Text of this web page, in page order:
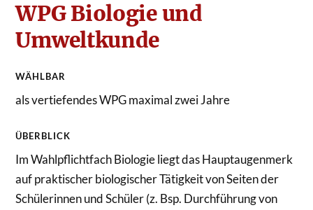
WPG Biologie und
Umweltkunde
WÄHLBAR
als vertiefendes WPG maximal zwei Jahre
ÜBERBLICK
Im Wahlpflichtfach Biologie liegt das Hauptaugenmerk
auf praktischer biologischer Tätigkeit von Seiten der
Schülerinnen und Schüler (z. Bsp. Durchführung von